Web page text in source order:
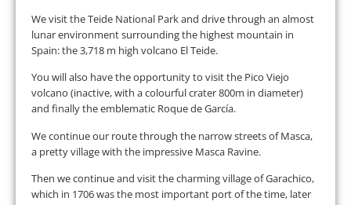
We visit the Teide National Park and drive through an almost
lunar environment surrounding the highest mountain in
Spain: the 3,718 m high volcano El Teide.
You will also have the opportunity to visit the Pico Viejo
volcano (inactive, with a colourful crater 800m in diameter)
and finally the emblematic Roque de García.
We continue our route through the narrow streets of Masca,
a pretty village with the impressive Masca Ravine.
Then we continue and visit the charming village of Garachico,
which in 1706 was the most important port of the time, later